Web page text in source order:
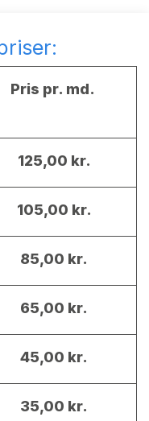
Pris pr. md.
125,00 kr.
105,00 kr.
85,00 kr.
65,00 kr.
45,00 kr.
35,00 kr.